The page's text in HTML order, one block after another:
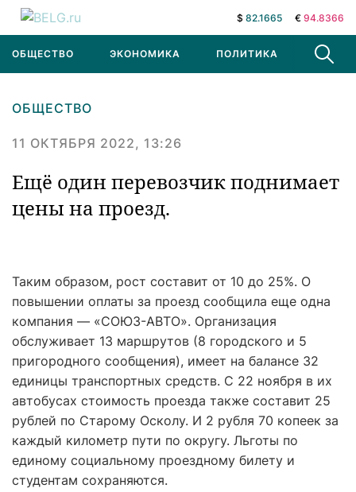
$ 82.1665 € 94.8366
ОБЩЕСТВО ЭКОНОМИКА ПОЛИТИКА В МИРЕ
ОБЩЕСТВО
11 ОКТЯБРЯ 2022, 13:26
Ещё один перевозчик поднимает
цены на проезд.
Таким образом, рост составит от 10 до 25%. О
повышении оплаты за проезд сообщила еще одна
компания — «СОЮЗ-АВТО». Организация
обслуживает 13 маршрутов (8 городского и 5
пригородного сообщения), имеет на балансе 32
единицы транспортных средств. С 22 ноября в их
автобусах стоимость проезда также составит 25
рублей по Старому Осколу. И 2 рубля 70 копеек за
каждый километр пути по округу. Льготы по
единому социальному проездному билету и
студентам сохраняются.